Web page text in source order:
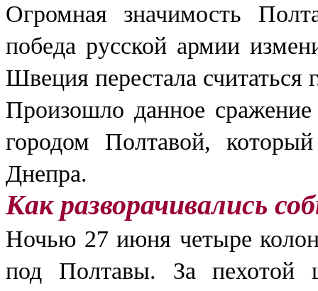
Огромная значимость
победа русской армии
Швеция перестала
Произошло данное
городом Полтавой,
Днепра.
Как разворачивались
Ночью 27 июня четыре
под Полтавы. За пехотой